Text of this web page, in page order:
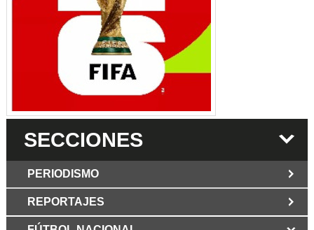
SECCIONES
PERIODISMO
El silencio del poder. Hay otro mártir de la
REPORTAJES